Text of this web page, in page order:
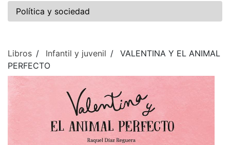
Política y sociedad
Libros Infantil y juvenil
VALENTINA Y EL ANIMAL
PERFECTO